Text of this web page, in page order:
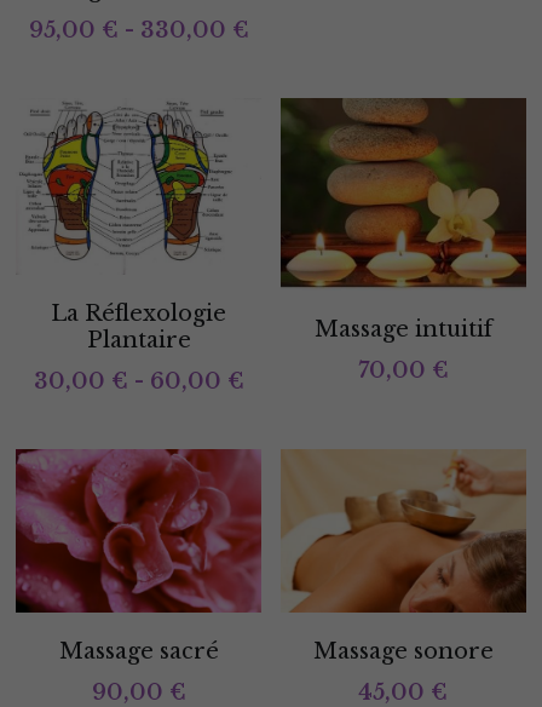
95,00 € - 330,00 €
La Réflexologie
Plantaire
30,00 € - 60,00 €
Massage intuitif
70,00 €
Massage sacré
90,00 €
Massage sonore
45,00 €